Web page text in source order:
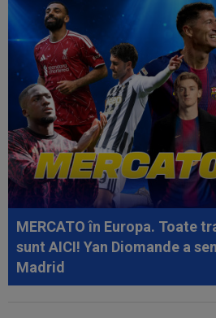
0-0, DGS 1. Gavrilaș, parade peste
16:57
Promisiunea pe care i-a
Marius Șumudică
16:56
Petrolul - Oțelul, LIVE
1. Echipele. Moldovenii s-au...
16:47
Ce ofertă: 115.000.000 de
transferul lui Arda Guler!
16:46
Surpriză uriașă: Kylian
”Acordul se încheie acum! O
MERCATO în Europa. Toate
sunt AICI! Yan Diomande a
Madrid